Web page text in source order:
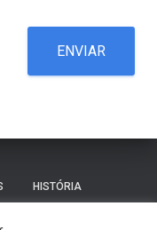
ENVIAR
HISTÓRIA